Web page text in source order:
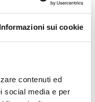
Informazioni sui cookie
contenuti ed
social media e per
- (G 1 M+G 3/4 F)
- (G 1 M+G 3/4 F)